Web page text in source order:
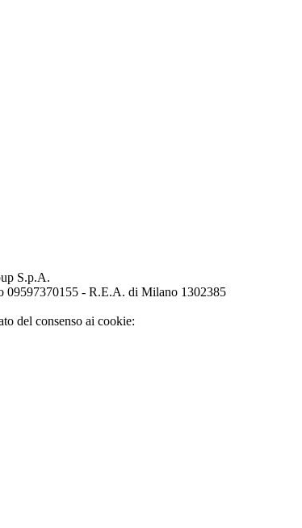
S.p.A.
09597370155 - R.E.A. di Milano 1302385
del consenso ai cookie: